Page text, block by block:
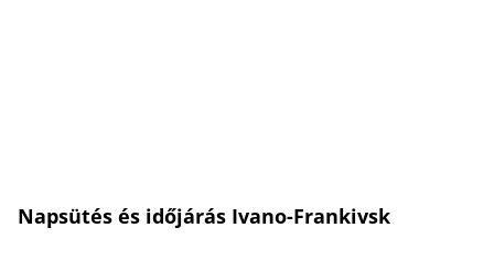
Napsütés és időjárás Ivano-Frankivsk